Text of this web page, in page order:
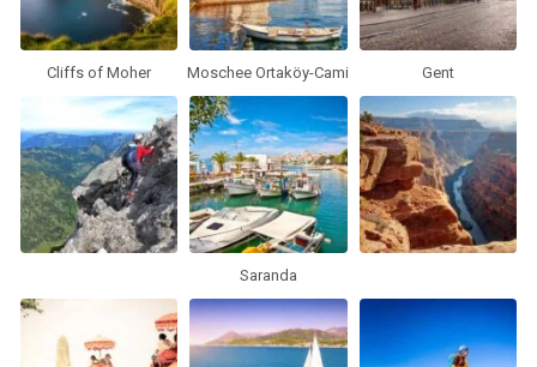
Cliffs of Moher Moschee Ortaköy-Cami Gent
Saranda